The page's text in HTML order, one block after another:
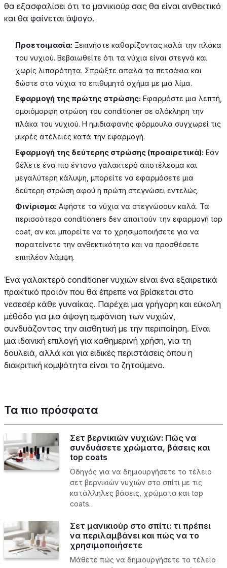
θα εξασφαλίσει ότι το μανικιούρ σας θα είναι ανθεκτικό
και θα φαίνεται άψογο.
Προετοιμασία: Ξεκινήστε καθαρίζοντας καλά την πλάκα
του νυχιού. Βεβαιωθείτε ότι τα νύχια είναι στεγνά και
χωρίς λιπαρότητα. Σπρώξτε απαλά τα πετσάκια και
δώστε στα νύχια το επιθυμητό σχήμα με μια λίμα.
Εφαρμογή της πρώτης στρώσης: Εφαρμόστε μια λεπτή,
ομοιόμορφη στρώση του conditioner σε ολόκληρη την
πλάκα του νυχιού. Η ημιδιαφανής φόρμουλα συγχωρεί τις
μικρές ατέλειες κατά την εφαρμογή.
Εφαρμογή της δεύτερης στρώσης (προαιρετικά): Εάν
θέλετε ένα πιο έντονο γαλακτερό αποτέλεσμα και
μεγαλύτερη κάλυψη, μπορείτε να εφαρμόσετε μια
δεύτερη στρώση αφού η πρώτη στεγνώσει εντελώς.
Φινίρισμα: Αφήστε τα νύχια να στεγνώσουν καλά. Τα
περισσότερα conditioners δεν απαιτούν την εφαρμογή top
coat, αν και μπορείτε να το χρησιμοποιήσετε για να
παρατείνετε την ανθεκτικότητα και να προσθέσετε
επιπλέον λάμψη.
Ένα γαλακτερό conditioner νυχιών είναι ένα εξαιρετικά
πρακτικό προϊόν που θα έπρεπε να βρίσκεται στο
νεσεσέρ κάθε γυναίκας. Παρέχει μια γρήγορη και εύκολη
μέθοδο για μια άψογη εμφάνιση των νυχιών,
συνδυάζοντας την αισθητική με την περιποίηση. Είναι
μια ιδανική επιλογή για καθημερινή χρήση, για τη
δουλειά, αλλά και για ειδικές περιστάσεις όπου η
διακριτική κομψότητα είναι το ζητούμενο.
Τα πιο πρόσφατα
Σετ βερνικιών νυχιών: Πώς να
συνδυάσετε χρώματα, βάσεις και
top coats
Οδηγός για να δημιουργήσετε το τέλειο
σετ βερνικιών νυχιών στο σπίτι με τις
κατάλληλες βάσεις, χρώματα και top
coats.
Σετ μανικιούρ στο σπίτι: τι πρέπει
να περιλαμβάνει και πώς να το
χρησιμοποιήσετε
Μάθετε πώς να δημιουργήσετε το τέλειο